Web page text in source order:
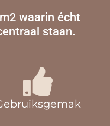
waarin écht
staan.